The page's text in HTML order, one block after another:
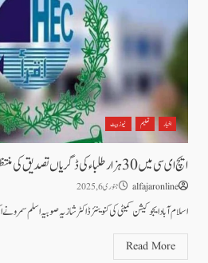
اخبار تعلیم نیوز بیٹ
ایچ ای سی میں 30 ہزار طلباء کی ڈگریاں تصدیق کی منتظر ہیں، انکشاف
alfajaronline جنوری 6, 2025
اسلام آباد ایجوکیشن کمیٹی کی کنوینئر ڈاکٹر شازیہ صوبیہ اسلم
Read More